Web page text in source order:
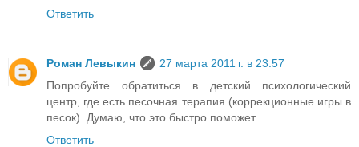
Ответить
Роман Левыкин
27 марта 2011 г. в 23:57
Попробуйте обратиться в детский психологический
центр, где есть песочная терапия (коррекционные игры в
песок). Думаю, что это быстро поможет.
Ответить